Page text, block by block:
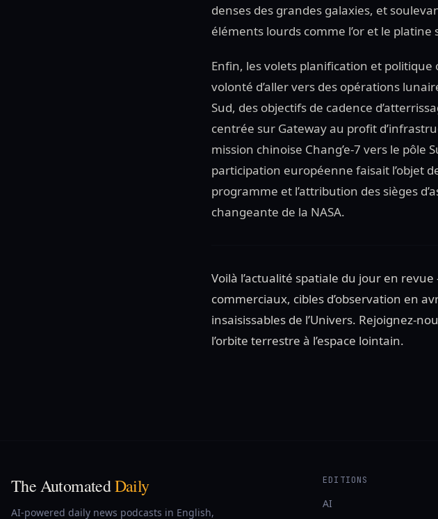
denses des grandes galaxies, et
éléments lourds comme l’or et le
Enfin, les volets planification et politique
volonté d’aller vers des opérations
Sud, des objectifs de cadence
centrée sur Gateway au profit
mission chinoise Chang’e-7 vers le
participation européenne faisait l’objet
programme et l’attribution des sièges
changeante de la NASA.
Voilà l’actualité spatiale du jour en
commerciaux, cibles d’observation en
insaisissables de l’Univers. Rejoignez-
l’orbite terrestre à l’espace lointain.
The AutomatedDaily
AI-powered daily news podcasts in English,
EDITIONS
AI